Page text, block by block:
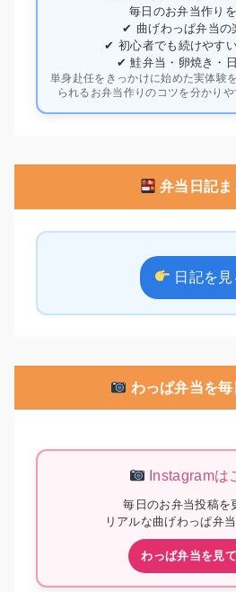
毎日のお弁当作り
✔ 曲げわっぱ弁当の
✔ 初心者でも続けやす
✔ 鮭弁当・卵焼き・
単身赴任をきっかけに始めた実体験
られるお弁当作りのコツを分かりや
弁当日記ま
日記を見
わっぱ弁当を
Instagramは
毎日のお弁当投稿を
リアルな曲げわっぱ弁
わっぱ弁当を見